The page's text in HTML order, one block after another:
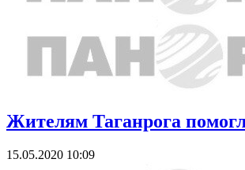
Жителям Таганрога
15.05.2020 10:09